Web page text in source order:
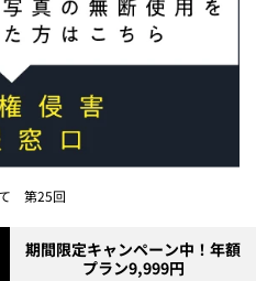
第25回
期間限定キャンペーン中！年額
プラン9,999円